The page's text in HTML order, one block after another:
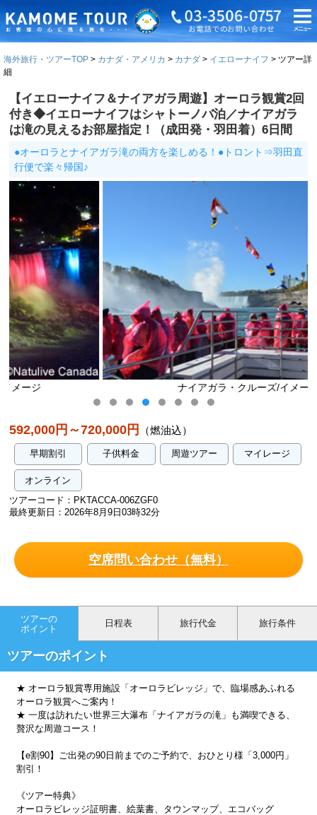
海外旅行・ツアーTOP カナダ・アメリカ カナダ イエローナイフ
ツアー詳
細
【イエローナイフ＆ナイアガラ周遊】オーロラ観賞2回
付き◆イエローナイフはシャトーノバ泊／ナイアガラ
は滝の見えるお部屋指定！（成田発・羽田着）6日間
●オーロラとナイアガラ滝の両方を楽しめる！●トロント⇒羽田直
行便で楽々帰国♪
ナイアガラ・クルーズ/イメージ
592,000円～720,000円 （燃油込）
早期割引 子供料金 周遊ツアー マイレージ
オンライン
ツアーコード：PKTACCA-006ZGF0
最終更新日：2026年8月9日03時32分
空席問い合わせ（無料）
ツアーの
ポイント
日程表 旅行代金 旅行条件
ツアーのポイント
★ オーロラ観賞専用施設「オーロラビレッジ」で、臨場感あふれる
オーロラ観賞へご案内！
★ 一度は訪れたい世界三大瀑布「ナイアガラの滝」も満喫できる、
贅沢な周遊コース！
【e割90】ご出発の90日前までのご予約で、おひとり様「3,000円」
割引！
《ツアー特典》
オーロラビレッジ証明書、絵葉書、タウンマップ、エコバッグ